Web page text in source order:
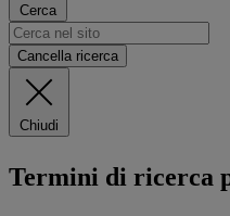
Cerca
Cancella ricerca
Chiudi
Termini di ricerca